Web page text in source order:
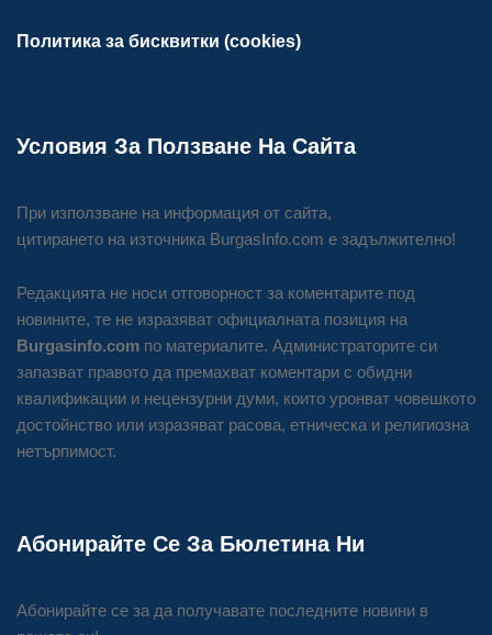
Политика за бисквитки (cookies)
Условия За Ползване На Сайта
При използване на информация от сайта,
цитирането на източника BurgasInfo.com е задължително!
Редакцията не носи отговорност за коментарите под
новините, те не изразяват официалната позиция на
Burgasinfo.com по материалите. Администраторите си
запазват правото да премахват коментари с обидни
квалификации и нецензурни думи, които уронват човешкото
достойнство или изразяват расова, етническа и религиозна
нетърпимост.
Абонирайте Се За Бюлетина Ни
Абонирайте се за да получавате последните новини в